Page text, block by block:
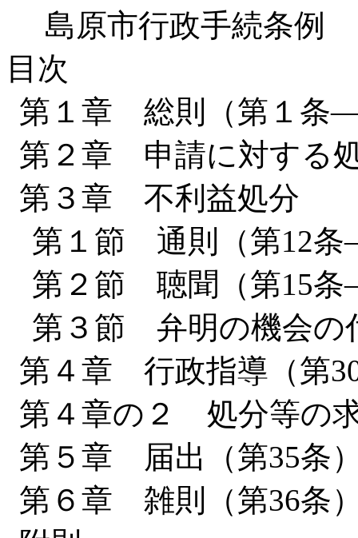
島原市行政手続条例
目次
第１章 総則（第１条
第２章 申請に対する
第３章 不利益処分
第１節 通則（第12条
第２節 聴聞（第15条
第３節 弁明の機会の
第４章 行政指導（第
第４章の２ 処分等の
第５章 届出（第35条
第６章 雑則（第36条